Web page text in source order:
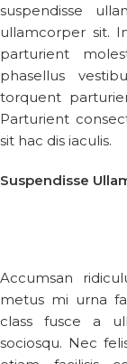
suspendisse
ullamcorper sit.
parturient
phasellus
torquent
Parturient
sit hac dis iaculis.
Suspendisse
Accumsan
metus mi urna
class fusce a
sociosqu. Nec